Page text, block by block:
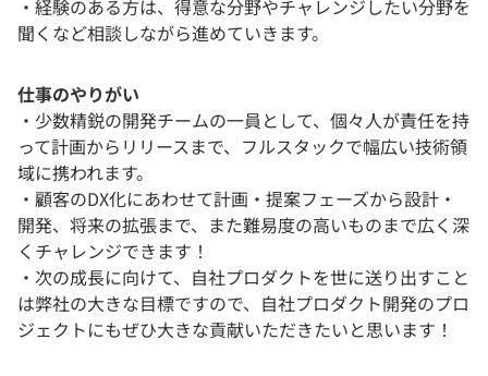
・経験のある方は、得意な分野やチャレンジしたい分野を
聞くなど相談しながら進めていきます。
仕事のやりがい
・少数精鋭の開発チームの一員として、個々人が責任を持
って計画からリリースまで、フルスタックで幅広い技術領
域に携われます。
・顧客のDX化にあわせて計画・提案フェーズから設計・
開発、将来の拡張まで、また難易度の高いものまで広く深
くチャレンジできます！
・次の成長に向けて、自社プロダクトを世に送り出すこと
は弊社の大きな目標ですので、自社プロダクト開発のプロ
ジェクトにもぜひ大きな貢献いただきたいと思います！